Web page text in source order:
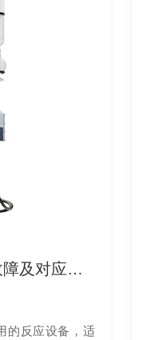
20L型单层玻璃反应釜常见故障及对应解决办法大公开
的反应设备，适